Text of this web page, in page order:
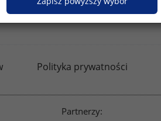
rynekpracy.pl
Polityka prywatności
Partnerzy: